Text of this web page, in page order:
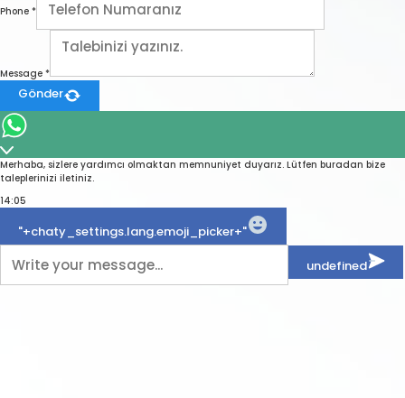
Phone *
Message *
Gönder
Merhaba, sizlere yardımcı olmaktan memnuniyet duyarız. Lütfen buradan bize
taleplerinizi iletiniz.
14:05
"+chaty_settings.lang.emoji_picker+"
undefined